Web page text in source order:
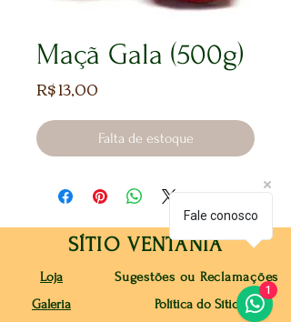
Maçã Gala (500g)
R$ 13,00
Falta de estoque
SÍTIO VENTANIA
Loja
Galeria
Sugestões ou Reclamações
Política do Sítio
Fale conosco
1